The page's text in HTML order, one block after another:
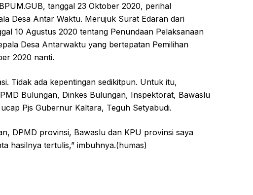
tanggal 23 Oktober 2020, perihal
Desa Antar Waktu. Merujuk Surat Edaran dari
10 Agustus 2020 tentang Penundaan Pelaksanaan
Desa Antarwaktu yang bertepatan Pemilihan
2020 nanti.
Tidak ada kepentingan sedikitpun. Untuk itu,
Bulungan, Dinkes Bulungan, Inspektorat, Bawaslu
Pjs Gubernur Kaltara, Teguh Setyabudi.
DPMD provinsi, Bawaslu dan KPU provinsi saya
hasilnya tertulis,” imbuhnya.(humas)